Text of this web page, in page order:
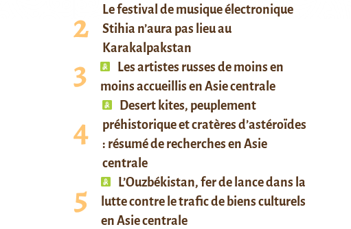
Le festival de musique électronique
Stihia n’aura pas lieu au
Karakalpakstan
Les artistes russes de moins en
moins accueillis en Asie centrale
Desert kites, peuplement
préhistorique et cratères d’astéroïdes
: résumé de recherches en Asie
centrale
L’Ouzbékistan, fer de lance dans la
lutte contre le trafic de biens culturels
en Asie centrale